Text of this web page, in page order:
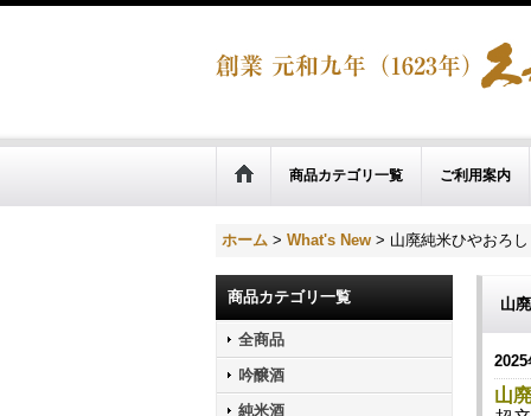
商品カテゴリ一覧 ご利用案内
ホーム > What's New > 山廃純米ひやおろ
商品カテゴリ一覧
全商品
吟醸酒
純米酒
山
2025
山